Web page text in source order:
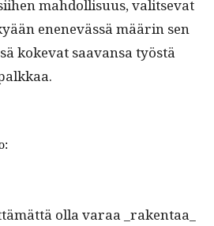
mah­dol­lisu­us, val­it­se­vat
enenevässä määrin sen
koke­vat saa­vansa työstä
olla varaa _rakentaa_